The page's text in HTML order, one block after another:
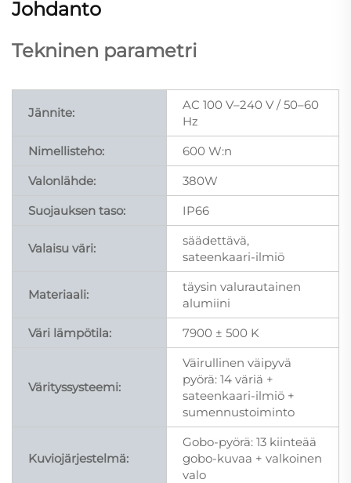
Johdanto
Tekninen parametri
Jännite:
AC 100 V–240 V / 50–60
Hz
Nimellisteho:
600 W:n
Valonlähde:
380W
Suojauksen taso:
IP66
Valaisu väri:
säädettävä,
sateenkaari-ilmiö
Materiaali:
täysin valurautainen
alumiini
Väri lämpötila:
7900 ± 500 K
Värityssysteemi:
Väirullinen väipyvä
pyörä: 14 väriä +
sateenkaari-ilmiö +
sumennustoiminto
Kuviojärjestelmä:
Gobo-pyörä: 13 kiinteää
gobo-kuvaa + valkoinen
valo